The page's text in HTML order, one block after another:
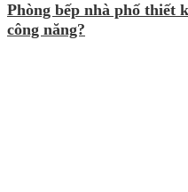
Phòng bếp nhà phố thiết
công năng?